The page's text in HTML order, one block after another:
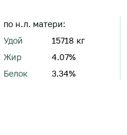
по н.л. матери:
Удой
15718 кг
Жир
4.07%
Белок
3.34%